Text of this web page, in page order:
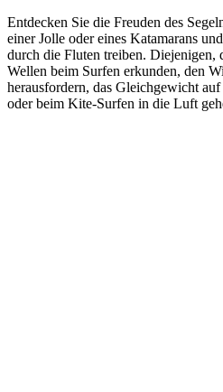
Entdecken Sie die Freuden des
einer Jolle oder eines Katamarans
durch die Fluten treiben. Diejenigen,
Wellen beim Surfen erkunden, den
herausfordern, das Gleichgewicht
oder beim Kite-Surfen in die Luft